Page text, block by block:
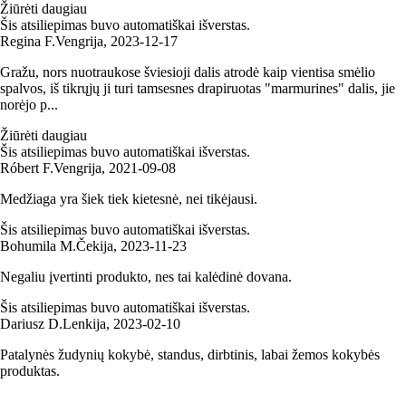
Žiūrėti daugiau
Šis atsiliepimas buvo automatiškai išverstas.
Regina F.Vengrija, 2023‑12‑17
Gražu, nors nuotraukose šviesioji dalis atrodė kaip vientisa smėlio
spalvos, iš tikrųjų ji turi tamsesnes drapiruotas "marmurines" dalis, jie
norėjo p...
Žiūrėti daugiau
Šis atsiliepimas buvo automatiškai išverstas.
Róbert F.Vengrija, 2021‑09‑08
Medžiaga yra šiek tiek kietesnė, nei tikėjausi.
Šis atsiliepimas buvo automatiškai išverstas.
Bohumila M.Čekija, 2023‑11‑23
Negaliu įvertinti produkto, nes tai kalėdinė dovana.
Šis atsiliepimas buvo automatiškai išverstas.
Dariusz D.Lenkija, 2023‑02‑10
Patalynės žudynių kokybė, standus, dirbtinis, labai žemos kokybės
produktas.